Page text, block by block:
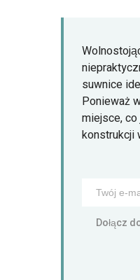
suwnice
Ponieważ
miejsce,
konstrukcji
Dołącz